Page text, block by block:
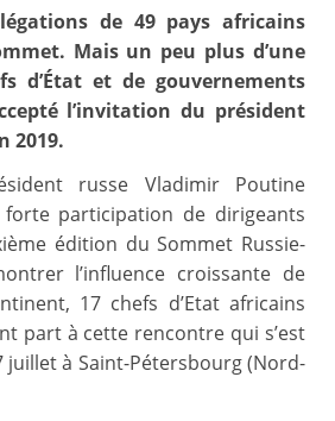
de 49 pays africains
Mais un peu plus d’une
d’État et de gouvernements
l’invitation du président
2019.
russe Vladimir Poutine
participation de dirigeants
édition du Sommet Russie-
l’influence croissante de
17 chefs d’Etat africains
part à cette rencontre qui s’est
juillet à Saint-Pétersbourg (Nord-